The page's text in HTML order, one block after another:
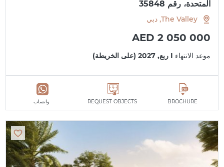
المتحدة، رقم 35848
The Valley, دبي
AED 2 050 000
موعد الانتهاء I ربع, 2027 (على الخريطة)
BROCHURE
REQUEST OBJECTS واتساب